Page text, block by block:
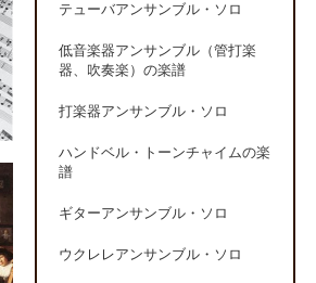
テューバアンサンブル・ソロ
低音楽器アンサンブル（管打楽
器、吹奏楽）の楽譜
打楽器アンサンブル・ソロ
ハンドベル・トーンチャイムの楽
譜
ギターアンサンブル・ソロ
ウクレレアンサンブル・ソロ